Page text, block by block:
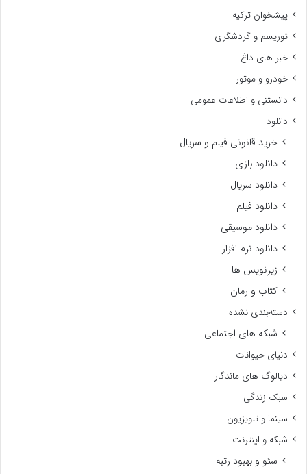
پیشخوان ترکیه
توریسم و گردشگری
خبر های داغ
خودرو و موتور
دانستنی و اطلاعات عمومی
دانلود
خرید قانونی فیلم و سریال
دانلود بازی
دانلود سریال
دانلود فیلم
دانلود موسیقی
دانلود نرم افزار
زیرنویس ها
کتاب و رمان
دسته‌بندی نشده
شبکه های اجتماعی
دنیای حیوانات
دیالوگ های ماندگار
سبک زندگی
سینما و تلویزیون
شبکه و اینترنت
سئو و بهبود رتبه